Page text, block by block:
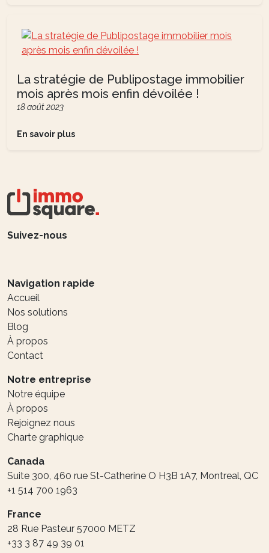
La stratégie de Publipostage immobilier
mois après mois enfin dévoilée !
18 août 2023
En savoir plus
Suivez-nous
Navigation rapide
Accueil
Nos solutions
Blog
À propos
Contact
Notre entreprise
Notre équipe
À propos
Rejoignez nous
Charte graphique
Canada
Suite 300, 460 rue St-Catherine O H3B 1A7, Montreal, QC
+1 514 700 1963
France
28 Rue Pasteur 57000 METZ
+33 3 87 49 39 01